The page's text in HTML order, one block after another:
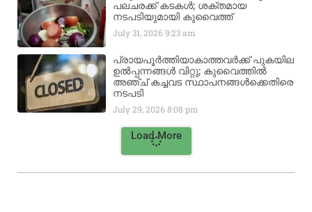
പലചരക്ക് കടകൾ; ശക്തമായ
നടപടിയുമായി കുവൈത്ത്
July 31, 20269:23 am
പ്രായപൂർത്തിയാകാത്തവർക്ക് പുകയില
ഉൽപ്പന്നങ്ങൾ വിറ്റു; കുവൈത്തിൽ
അഞ്ച് കച്ചവട സ്ഥാപനങ്ങൾക്കെതിരെ
നടപടി
July 29, 20268:08 pm
Load More